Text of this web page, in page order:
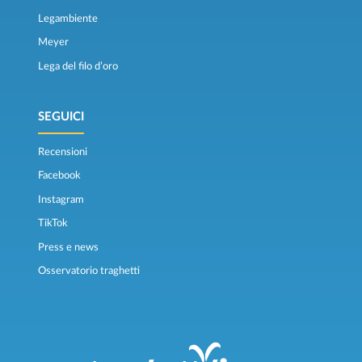
Legambiente
Meyer
Lega del filo d’oro
SEGUICI
Recensioni
Facebook
Instagram
TikTok
Press e news
Osservatorio traghetti